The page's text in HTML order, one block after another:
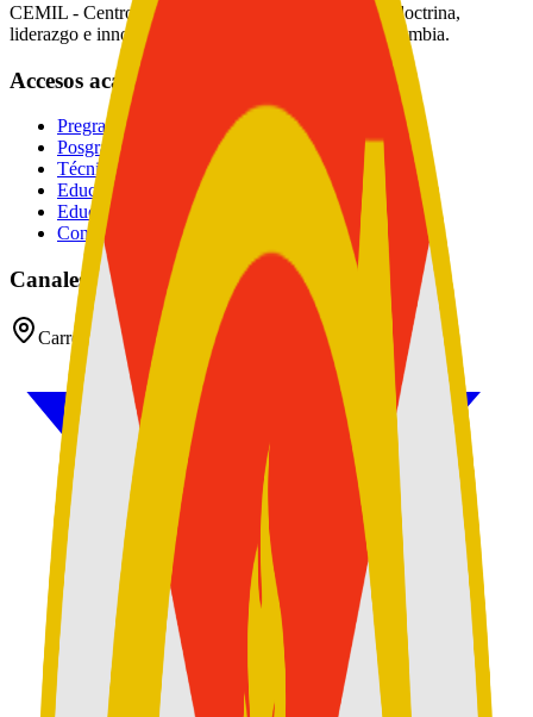
CEMIL - Centro de Educación Militar. Formación, doctrina,
liderazgo e innovación académica al servicio de Colombia.
Accesos académicos
Pregrados
Posgrados
Técnico
Educación Continuada
Educación Militar
Convocatoria de Docentes
Canales oficiales
Carrera 54 No 26 - 25 CAN, Bogotá D.C, Colombia